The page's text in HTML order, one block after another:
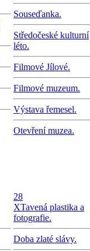
Souseďanka.
Středočeské kulturní
léto.
Filmové Jílové.
Filmové muzeum.
Výstava řemesel.
Otevření muzea.
28
XTavená plastika a
fotografie.
Doba zlaté slávy.